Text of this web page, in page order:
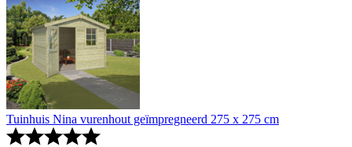
Tuinhuis Nina vurenhout geïmpregneerd 275 x 275 cm